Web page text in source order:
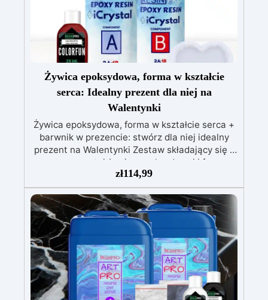
Żywica epoksydowa, forma w kształcie
serca: Idealny prezent dla niej na
Walentynki
Żywica epoksydowa, forma w kształcie serca +
barwnik w prezencie: stwórz dla niej idealny
prezent na Walentynki Zestaw składający się z
przezroczystej żywicy epoksydowej i formy
silikonowej w kształcie serca (+czerwony
barwnik w prezencie!). Idealny do tworzenia
spersonalizowanych przedmiotów
dekoracyjnych, podstawek lub wyjątkowych
prezentów. Żywica epoksydowa po
stwardnieniu staje się twarda i błyszcząca,
idealna do uchwycenia dowolnego rodzaju
pamiątki wewnątrz formy serca. Oryginalnym i
czułym pomysłem na prezent na Walentynki
może być zestaw ręcznie robionych podkładek z
zł114,99